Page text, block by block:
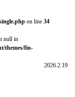
on line 34
null in
themes/fin-
2026.2.19